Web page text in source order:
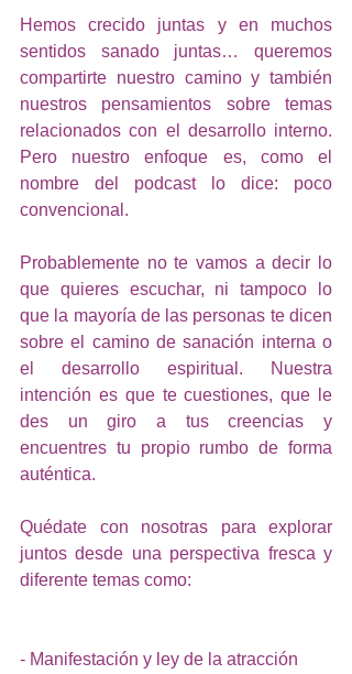
Hemos crecido juntas y en muchos
sentidos sanado juntas… queremos
compartirte nuestro camino y también
nuestros pensamientos sobre temas
relacionados con el desarrollo interno.
Pero nuestro enfoque es, como el
nombre del podcast lo dice: poco
convencional.
Probablemente no te vamos a decir lo
que quieres escuchar, ni tampoco lo
que la mayoría de las personas te dicen
sobre el camino de sanación interna o
el desarrollo espiritual. Nuestra
intención es que te cuestiones, que le
des un giro a tus creencias y
encuentres tu propio rumbo de forma
auténtica.
Quédate con nosotras para explorar
juntos desde una perspectiva fresca y
diferente temas como:
- Manifestación y ley de la atracción